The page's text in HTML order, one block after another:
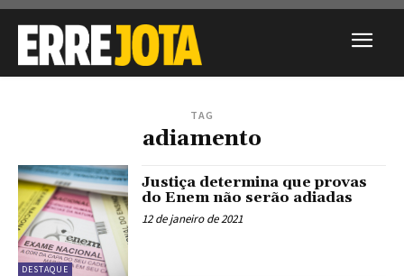
TAG
adiamento
DESTAQUE
Justiça determina que provas
do Enem não serão adiadas
12 de janeiro de 2021